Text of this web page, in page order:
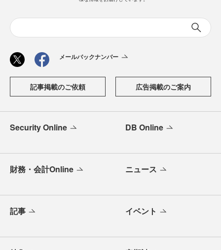
メールバックナンバー
記事掲載のご依頼 広告掲載のご案内
Security Online DB Online
財務・会計Online ニュース
記事 イベント